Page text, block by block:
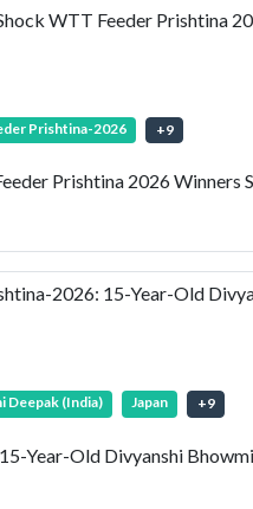
WTT Feeder Prishtina
Prishtina-2026 +9
Prishtina 2026 Winners
2026: 15-Year-Old
Deepak (India) Japan +9
Year-Old Divyanshi